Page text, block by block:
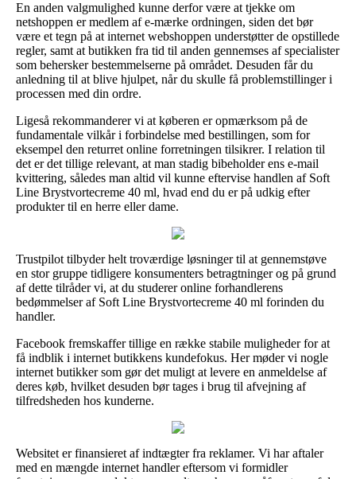
En anden valgmulighed kunne derfor være at tjekke om
netshoppen er medlem af e-mærke ordningen, siden det bør
være et tegn på at internet webshoppen understøtter de opstillede
regler, samt at butikken fra tid til anden gennemses af specialister
som behersker bestemmelserne på området. Desuden får du
anledning til at blive hjulpet, når du skulle få problemstillinger i
processen med din ordre.
Ligeså rekommanderer vi at køberen er opmærksom på de
fundamentale vilkår i forbindelse med bestillingen, som for
eksempel den returret online forretningen tilsikrer. I relation til
det er det tillige relevant, at man stadig bibeholder ens e-mail
kvittering, således man altid vil kunne eftervise handlen af Soft
Line Brystvortecreme 40 ml, hvad end du er på udkig efter
produkter til en herre eller dame.
Trustpilot tilbyder helt troværdige løsninger til at gennemstøve
en stor gruppe tidligere konsumenters betragtninger og på grund
af dette tilråder vi, at du studerer online forhandlerens
bedømmelser af Soft Line Brystvortecreme 40 ml forinden du
handler.
Facebook fremskaffer tillige en række stabile muligheder for at
få indblik i internet butikkens kundefokus. Her møder vi nogle
internet butikker som gør det muligt at levere en anmeldelse af
deres køb, hvilket desuden bør tages i brug til afvejning af
tilfredsheden hos kunderne.
Websitet er finansieret af indtægter fra reklamer. Vi har aftaler
med en mængde internet handler eftersom vi formidler